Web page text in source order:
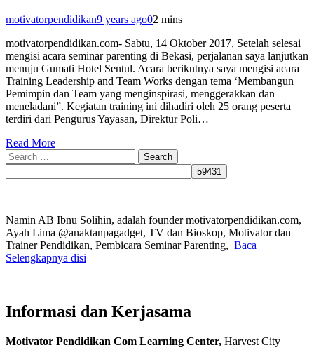
motivatorpendidikan9 years ago02 mins
motivatorpendidikan.com- Sabtu, 14 Oktober 2017, Setelah selesai
mengisi acara seminar parenting di Bekasi, perjalanan saya lanjutkan
menuju Gumati Hotel Sentul. Acara berikutnya saya mengisi acara
Training Leadership and Team Works dengan tema ‘Membangun
Pemimpin dan Team yang menginspirasi, menggerakkan dan
meneladani”. Kegiatan training ini dihadiri oleh 25 orang peserta
terdiri dari Pengurus Yayasan, Direktur Poli…
Read More
Search
for:
Namin AB Ibnu Solihin, adalah founder motivatorpendidikan.com,
Ayah Lima @anaktanpagadget, TV dan Bioskop, Motivator dan
Trainer Pendidikan, Pembicara Seminar Parenting, Baca
Selengkapnya disi
Informasi dan Kerjasama
Motivator Pendidikan Com Learning Center, Harvest City